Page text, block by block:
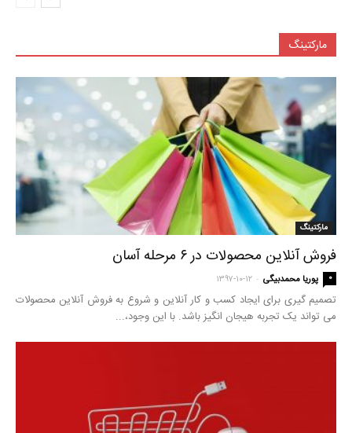
مارکتینگ
مارکتینگ
فروش آنلاین محصولات در ۶ مرحله آسان
پوریا محمدبیگی - ۱۳۹۷-۱۰-۱۲ ۰
تصمیم گیری برای ایجاد کسب و کار آنلاین و شروع به فروش آنلاین محصولات
می تواند یک تجربه هیجان انگیز باشد. با این وجود،...